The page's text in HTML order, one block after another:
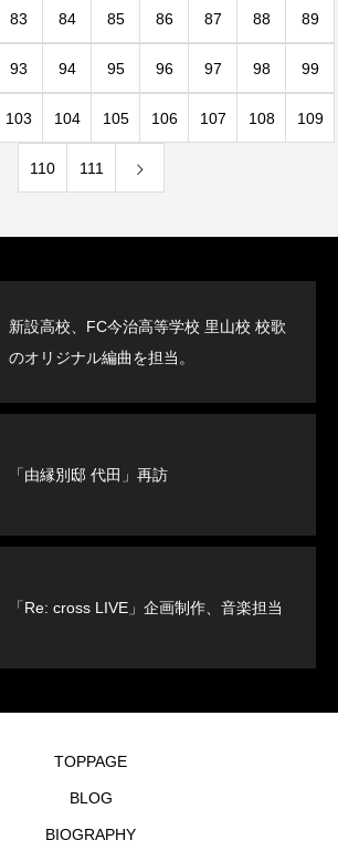
83 84 85 86 87 88 89
93 94 95 96 97 98 99
103 104 105 106 107 108 109
110 111
新設高校、FC今治高等学校 里山校 校歌
のオリジナル編曲を担当。
「由縁別邸 代田」再訪
「Re: cross LIVE」企画制作、音楽担当
TOPPAGE
BLOG
BIOGRAPHY